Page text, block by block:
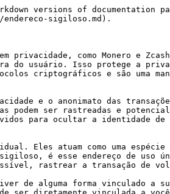
versions of documentation
sigiloso.md).
privacidade, como Monero e
do usuário. Isso protege a
criptográficos e são uma
e o anonimato das
podem ser rastreadas e
para ocultar a identidade de
Eles atuam como uma
é esse endereço de uso
rastrear a transação de
de alguma forma vinculado a